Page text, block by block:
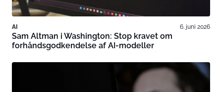
AI 6. juni 2026
Sam Altman i Washington: Stop kravet om
forhåndsgodkendelse af AI-modeller